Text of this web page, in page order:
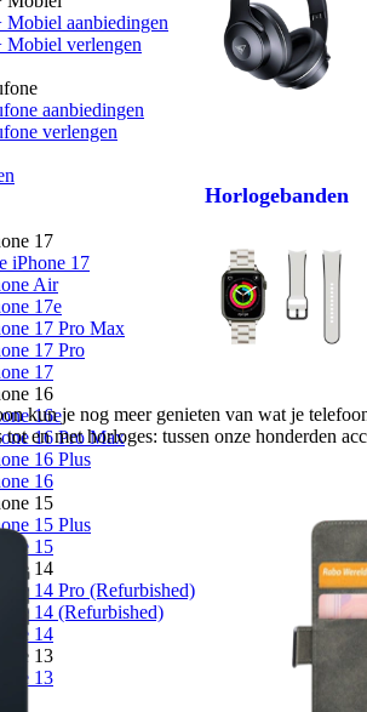
Mobiel aanbiedingen
Mobiel verlengen
aanbiedingen
verlengen
17
iPhone 17
Air
17e
17 Pro Max
17 Pro
17
16
16e
16 Pro Max
16 Plus
16
15
15 Plus
15
14
14 Pro (Refurbished)
14 (Refurbished)
14
13
13
Horlogebanden
kun je nog meer genieten van wat je
en met horloges: tussen onze honderden